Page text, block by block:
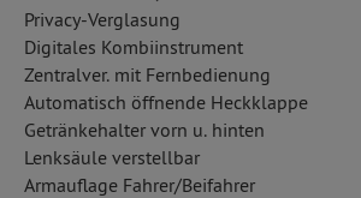
Privacy-Verglasung
Digitales Kombiinstrument
Zentralver. mit Fernbedienung
Automatisch öffnende Heckklappe
Getränkehalter vorn u. hinten
Lenksäule verstellbar
Armauflage Fahrer/Beifahrer